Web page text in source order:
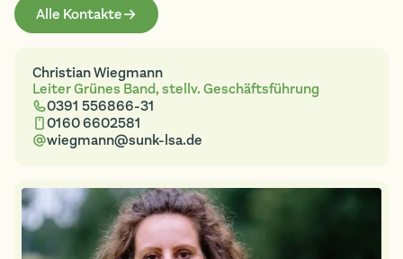
Alle Kontakte
Christian Wiegmann
Leiter Grünes Band, stellv. Geschäftsführung
0391 556866-31
0160 6602581
wiegmann@sunk-lsa.de